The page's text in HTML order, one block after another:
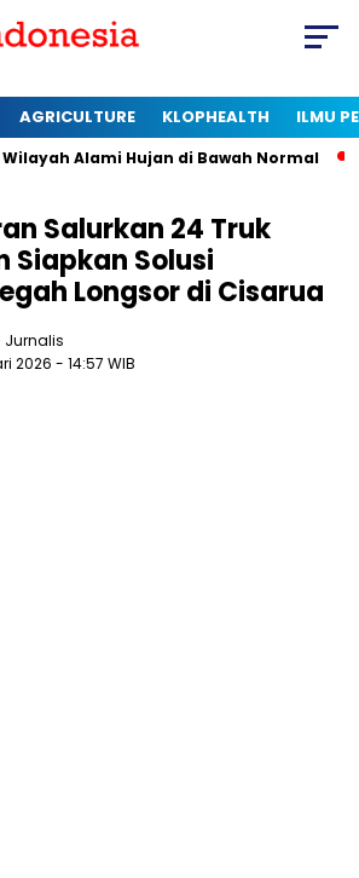
AGRICULTURE KLOPHEALTH ILMU
Hujan di Bawah Normal Kapan
Salurkan 24 Truk
Siapkan Solusi
Longsor di Cisarua
Jurnalis
2026 - 14:57 WIB